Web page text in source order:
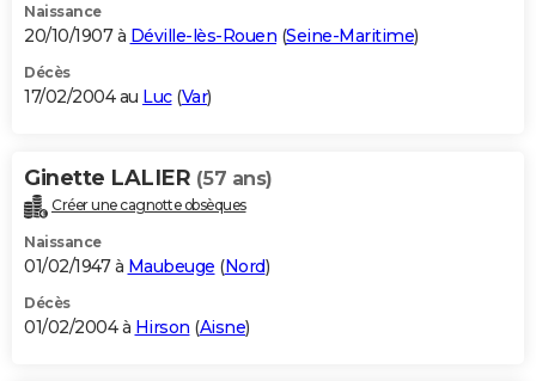
Naissance
20/10/1907 à Déville-lès-Rouen (Seine-Maritime)
Décès
17/02/2004 au Luc(Var)
Ginette LALIER (57 ans)
Créer une cagnotte obsèques
Naissance
01/02/1947 à Maubeuge (Nord)
Décès
01/02/2004 à Hirson (Aisne)